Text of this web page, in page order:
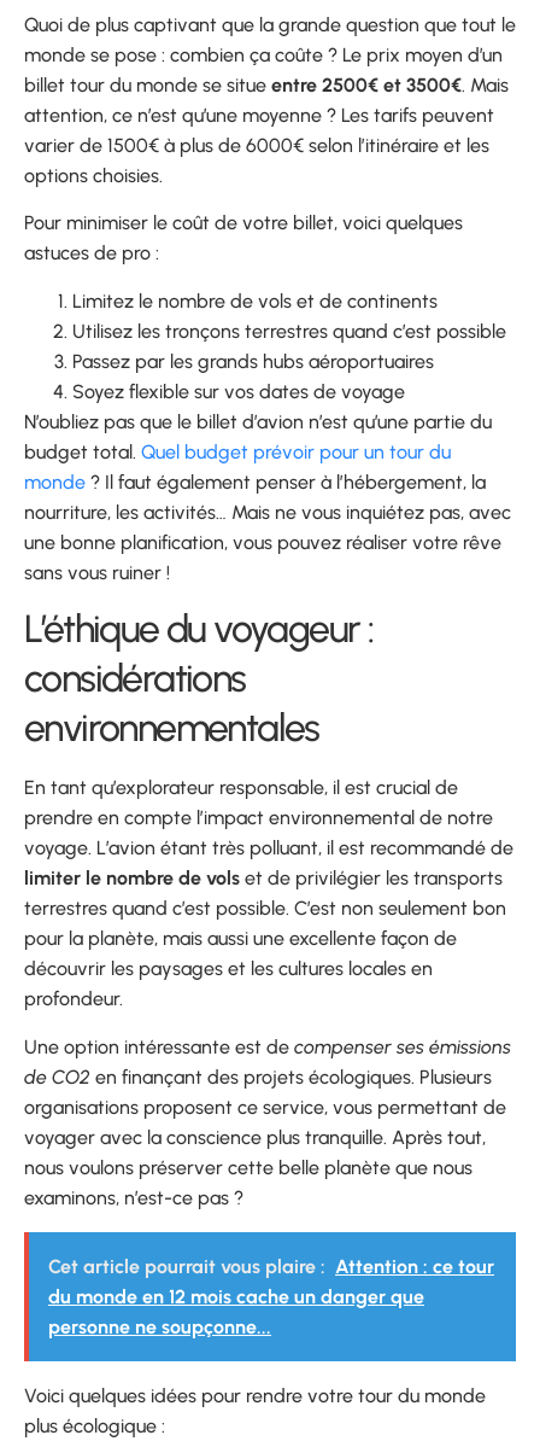
Quoi de plus captivant que la grande question que tout le
monde se pose : combien ça coûte ? Le prix moyen d’un
billet tour du monde se situe entre 2500€ et 3500€. Mais
attention, ce n’est qu’une moyenne ? Les tarifs peuvent
varier de 1500€ à plus de 6000€ selon l’itinéraire et les
options choisies.
Pour minimiser le coût de votre billet, voici quelques
astuces de pro :
Limitez le nombre de vols et de continents
Utilisez les tronçons terrestres quand c’est possible
Passez par les grands hubs aéroportuaires
Soyez flexible sur vos dates de voyage
N’oubliez pas que le billet d’avion n’est qu’une partie du
budget total. Quel budget prévoir pour un tour du
monde ? Il faut également penser à l’hébergement, la
nourriture, les activités… Mais ne vous inquiétez pas, avec
une bonne planification, vous pouvez réaliser votre rêve
sans vous ruiner !
L’éthique du voyageur :
considérations
environnementales
En tant qu’explorateur responsable, il est crucial de
prendre en compte l’impact environnemental de notre
voyage. L’avion étant très polluant, il est recommandé de
limiter le nombre de vols et de privilégier les transports
terrestres quand c’est possible. C’est non seulement bon
pour la planète, mais aussi une excellente façon de
découvrir les paysages et les cultures locales en
profondeur.
Une option intéressante est de compenser ses émissions
de CO2 en finançant des projets écologiques. Plusieurs
organisations proposent ce service, vous permettant de
voyager avec la conscience plus tranquille. Après tout,
nous voulons préserver cette belle planète que nous
examinons, n’est-ce pas ?
Cet article pourrait vous plaire : Attention : ce tour
du monde en 12 mois cache un danger que
personne ne soupçonne...
Voici quelques idées pour rendre votre tour du monde
plus écologique :